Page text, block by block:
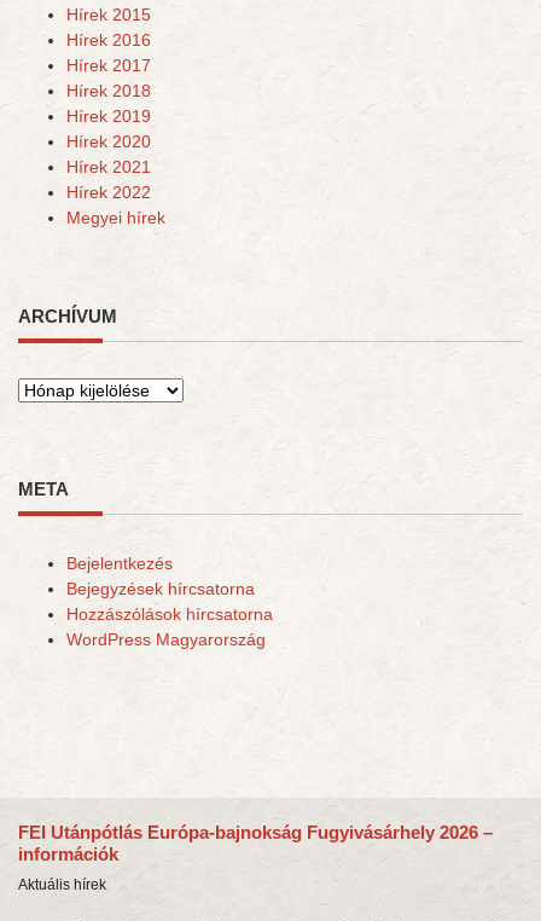
Hírek 2015
Hírek 2016
Hírek 2017
Hírek 2018
Hírek 2019
Hírek 2020
Hírek 2021
Hírek 2022
Megyei hírek
ARCHÍVUM
Archívum
META
Bejelentkezés
Bejegyzések hírcsatorna
Hozzászólások hírcsatorna
WordPress Magyarország
FEI Utánpótlás Európa-bajnokság Fugyivásárhely 2026 –
információk
Aktuális hírek